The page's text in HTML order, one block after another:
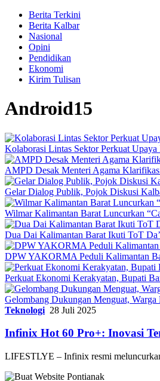
Berita Terkini
Berita Kalbar
Nasional
Opini
Pendidikan
Ekonomi
Kirim Tulisan
Android15
Kolaborasi Lintas Sektor Perkuat
AMPD Desak Menteri Agama
Gelar Dialog Publik, Pojok Diskusi
Wilmar Kalimantan Barat Luncurkan
Dua Dai Kalimantan Barat Ikuti ToT
DPW YAKORMA Peduli Kalimantan
Perkuat Ekonomi Kerakyatan, Bupati
Gelombang Dukungan Menguat,
Teknologi 28 Juli 2025
Infinix Hot 60 Pro+: Inovasi
LIFESTLYE – Infinix resmi